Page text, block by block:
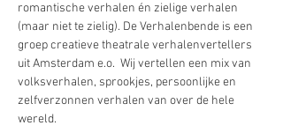
romantische verhalen én zielige verhalen
(maar niet te zielig). De Verhalenbende is een
groep creatieve theatrale verhalenvertellers
uit Amsterdam e.o.  Wij vertellen een mix van
volksverhalen, sprookjes, persoonlijke en
zelfverzonnen verhalen van over de hele
wereld.